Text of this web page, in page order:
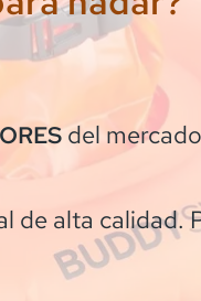
del
de alta calidad.